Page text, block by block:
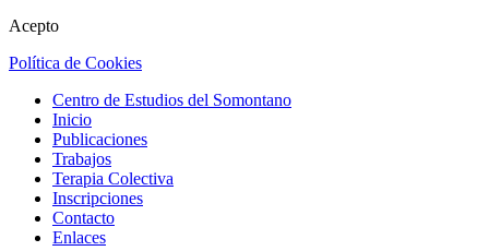
Acepto
Política de Cookies
Centro de Estudios del Somontano
Inicio
Publicaciones
Trabajos
Terapia Colectiva
Inscripciones
Contacto
Enlaces